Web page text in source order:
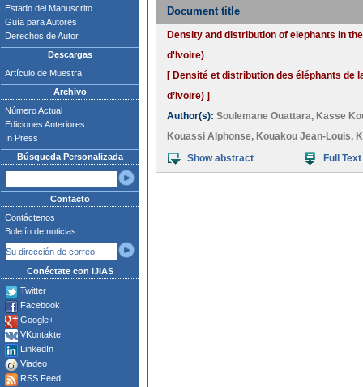
Estado del Manuscrito
Guía para Autores
Derechos de Autor
Descargas
Artículo de Muestra
Archivo
Número Actual
Ediciones Anteriores
In Press
Búsqueda Personalizada
Contacto
Contáctenos
Boletín de noticias:
Conéctate con IJIAS
Twitter
Facebook
Google+
VKontakte
LinkedIn
Viadeo
RSS Feed
Document title
Density and distribution of elephants in
d'Ivoire)
[ Densité et distribution des éléphants de
d’Ivoire) ]
Author(s): Soulemane Ouattara, Kasse
Kouassi Alphonse, Kouakou Jean-Louis,
Show abstract
Full Text